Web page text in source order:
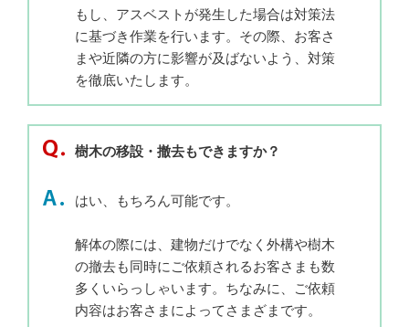
もし、アスベストが発生した場合は対策法
に基づき作業を行います。その際、お客さ
まや近隣の方に影響が及ばないよう、対策
を徹底いたします。
樹木の移設・撤去もできますか？
はい、もちろん可能です。
解体の際には、建物だけでなく外構や樹木
の撤去も同時にご依頼されるお客さまも数
多くいらっしゃいます。ちなみに、ご依頼
内容はお客さまによってさまざまです。